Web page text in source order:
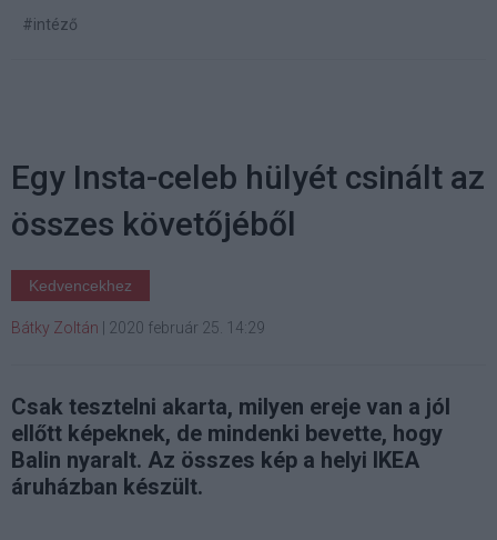
#intéző
Egy Insta-celeb hülyét csinált az
összes követőjéből
Kedvencekhez
Bátky Zoltán 2020 február 25. 14:29
Csak tesztelni akarta, milyen ereje van a jól
ellőtt képeknek, de mindenki bevette, hogy
Balin nyaralt. Az összes kép a helyi IKEA
áruházban készült.